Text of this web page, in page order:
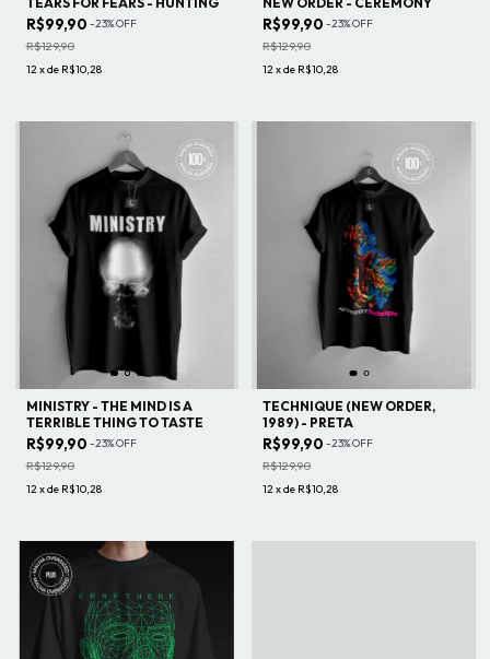
R$99,90 -23%OFF
R$129,90
12xde R$10,28
R$99,90 -23%OFF
R$129,90
12xde R$10,28
MINISTRY - THE MIND IS A
TERRIBLE THING TO TASTE
R$99,90 -23%OFF
R$129,90
12xde R$10,28
TECHNIQUE (NEW ORDER,
1989) - PRETA
R$99,90 -23%OFF
R$129,90
12xde R$10,28